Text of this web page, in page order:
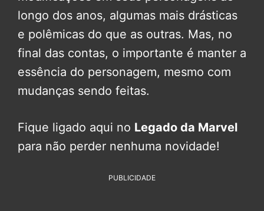
longo dos anos, algumas mais drásticas
e polêmicas do que as outras. Mas, no
final das contas, o importante é manter a
essência do personagem, mesmo com
mudanças sendo feitas.
Fique ligado aqui no Legado da Marvel
para não perder nenhuma novidade!
PUBLICIDADE